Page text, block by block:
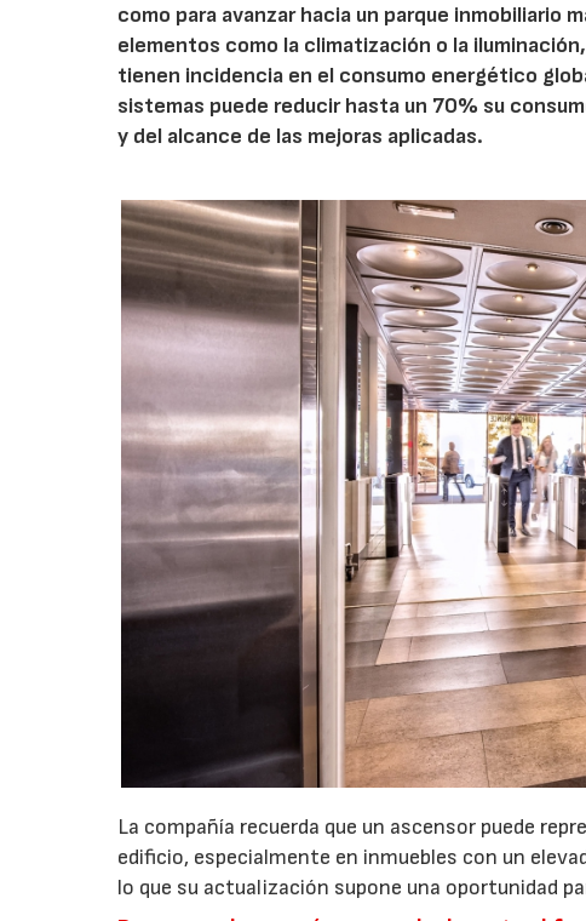
como para avanzar hacia un parque
elementos como la climatización o la
tienen incidencia en el consumo energético
sistemas puede reducir hasta un 70% su
y del alcance de las mejoras aplicadas.
La compañía recuerda que un ascensor puede
edificio, especialmente en inmuebles con un
lo que su actualización supone una oportunidad